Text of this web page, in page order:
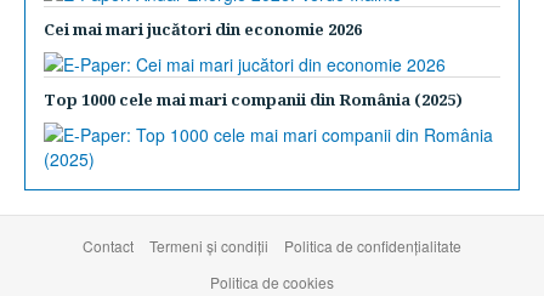
Cei mai mari jucători din economie 2026
Top 1000 cele mai mari companii din România (2025)
Contact Termeni şi condiţii
Politica de confidențialitate
Politica de cookies